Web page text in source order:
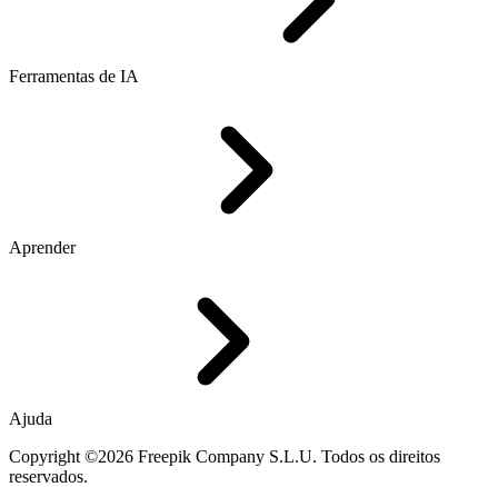
Ferramentas de IA
Aprender
Ajuda
Copyright ©2026 Freepik Company S.L.U. Todos os direitos
reservados.